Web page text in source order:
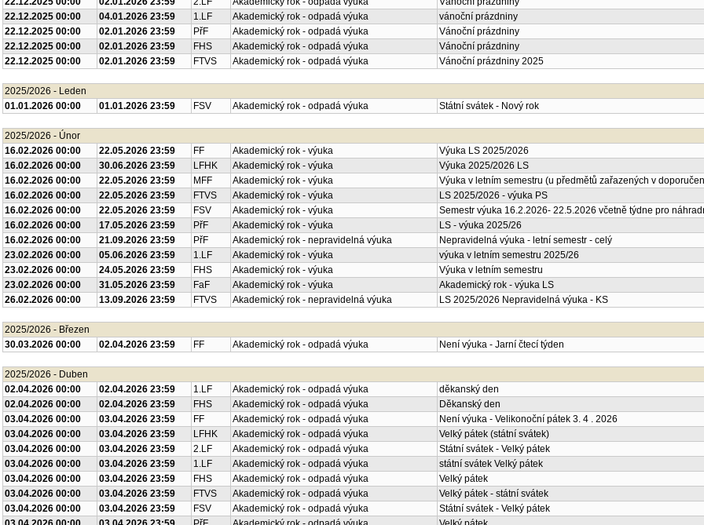
22.12.2025 00:00
02.01.2026 23:59 2.LF Akademický rok - odpadá výuka
Vánoční prázdniny
22.12.2025 00:00
04.01.2026 23:59 1.LF Akademický rok - odpadá výuka
vánoční prázdniny
22.12.2025 00:00
02.01.2026 23:59 PřF Akademický rok - odpadá výuka
Vánoční prázdniny
22.12.2025 00:00
02.01.2026 23:59 FHS Akademický rok - odpadá výuka
Vánoční prázdniny
22.12.2025 00:00
02.01.2026 23:59 FTVS Akademický rok - odpadá výuka Vánoční prázdniny 2025
2025/2026 - Leden
01.01.2026 00:00
01.01.2026 23:59 FSV Akademický rok - odpadá výuka Státní svátek - Nový rok
2025/2026 - Únor
16.02.2026 00:00
22.05.2026 23:59 FF Akademický rok - výuka
Výuka LS 2025/2026
16.02.2026 00:00
30.06.2026 23:59 LFHK Akademický rok - výuka
Výuka 2025/2026 LS
16.02.2026 00:00
22.05.2026 23:59 MFF Akademický rok - výuka
Výuka v letním semestru (u předmětů zařazených v
16.02.2026 00:00
22.05.2026 23:59 FTVS Akademický rok - výuka
LS 2025/2026 - výuka PS
16.02.2026 00:00
22.05.2026 23:59 FSV Akademický rok - výuka
Semestr výuka 16.2.2026- 22.5.2026 včetně týdne pro
16.02.2026 00:00
17.05.2026 23:59 PřF Akademický rok - výuka
LS - výuka 2025/26
16.02.2026 00:00
21.09.2026 23:59 PřF Akademický rok - nepravidelná výuka
Nepravidelná výuka - letní semestr - celý
23.02.2026 00:00
05.06.2026 23:59 1.LF Akademický rok - výuka
výuka v letním semestru 2025/26
23.02.2026 00:00
24.05.2026 23:59 FHS Akademický rok - výuka
Výuka v letním semestru
23.02.2026 00:00
31.05.2026 23:59 FaF Akademický rok - výuka
Akademický rok - výuka LS
26.02.2026 00:00
13.09.2026 23:59 FTVS Akademický rok - nepravidelná výuka LS 2025/2026 Nepravidelná výuka - KS
2025/2026 - Březen
30.03.2026 00:00
02.04.2026 23:59 FF Akademický rok - odpadá výuka Není výuka - Jarní čtecí týden
2025/2026 - Duben
02.04.2026 00:00
02.04.2026 23:59 1.LF Akademický rok - odpadá výuka
děkanský den
02.04.2026 00:00
02.04.2026 23:59 FHS Akademický rok - odpadá výuka
Děkanský den
03.04.2026 00:00
03.04.2026 23:59 FF Akademický rok - odpadá výuka
Není výuka - Velikonoční pátek 3. 4 . 2026
03.04.2026 00:00
03.04.2026 23:59 LFHK Akademický rok - odpadá výuka
Velký pátek (státní svátek)
03.04.2026 00:00
03.04.2026 23:59 2.LF Akademický rok - odpadá výuka
Státní svátek - Velký pátek
03.04.2026 00:00
03.04.2026 23:59 1.LF Akademický rok - odpadá výuka
státní svátek Velký pátek
03.04.2026 00:00
03.04.2026 23:59 FHS Akademický rok - odpadá výuka
Velký pátek
03.04.2026 00:00
03.04.2026 23:59 FTVS Akademický rok - odpadá výuka
Velký pátek - státní svátek
03.04.2026 00:00
03.04.2026 23:59 FSV Akademický rok - odpadá výuka Státní svátek - Velký pátek